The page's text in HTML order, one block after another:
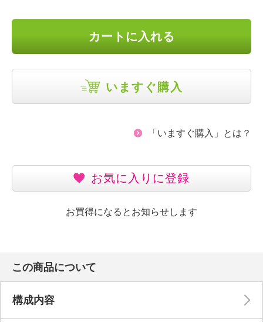
カートに入れる
いますぐ購入
「いますぐ購入」とは？
お気に入りに登録
お買得になるとお知らせします
この商品について
構成内容